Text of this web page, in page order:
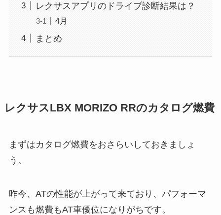
レクサスアプリのドライブ診断結果は？
4月
まとめ
レクサスLBX MORIZO RRのカタログ燃費
まずはカタログ燃費をおさらいしておきましょ
う。
昨今、ATの性能が上がって来ており、パフォーマ
ンスも燃費もAT車優位になりがちです。